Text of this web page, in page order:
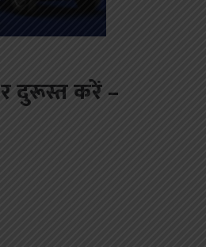
दुरूस्त करें –